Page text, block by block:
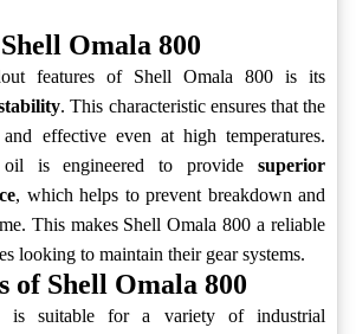
Omala 800
features of Shell Omala 800 is its
. This characteristic ensures that the
effective even at high temperatures.
oil is engineered to provide superior
, which helps to prevent breakdown and
This makes Shell Omala 800 a reliable
looking to maintain their gear systems.
of Shell Omala 800
is suitable for a variety of industrial